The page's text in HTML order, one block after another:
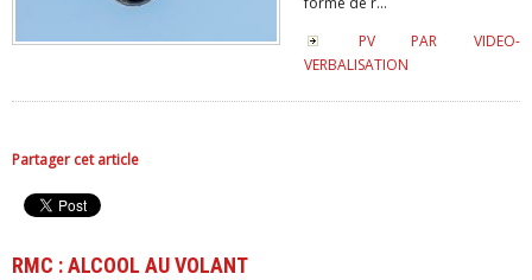
PV PAR VIDEO-
VERBALISATION
Partager cet article
RMC : ALCOOL AU VOLANT